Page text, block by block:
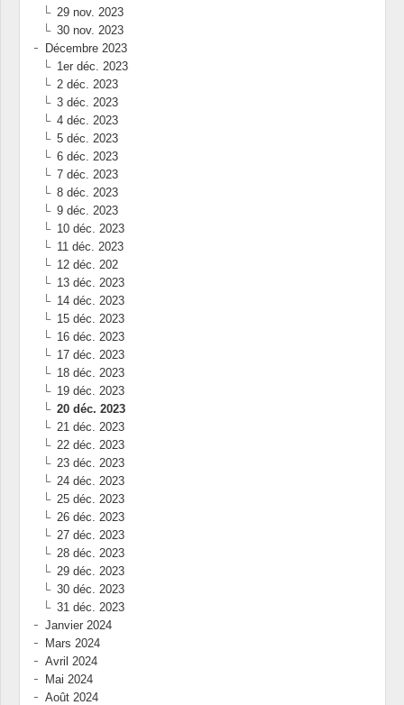
29 nov. 2023
30 nov. 2023
Décembre 2023
1er déc. 2023
2 déc. 2023
3 déc. 2023
4 déc. 2023
5 déc. 2023
6 déc. 2023
7 déc. 2023
8 déc. 2023
9 déc. 2023
10 déc. 2023
11 déc. 2023
12 déc. 202
13 déc. 2023
14 déc. 2023
15 déc. 2023
16 déc. 2023
17 déc. 2023
18 déc. 2023
19 déc. 2023
20 déc. 2023
21 déc. 2023
22 déc. 2023
23 déc. 2023
24 déc. 2023
25 déc. 2023
26 déc. 2023
27 déc. 2023
28 déc. 2023
29 déc. 2023
30 déc. 2023
31 déc. 2023
Janvier 2024
Mars 2024
Avril 2024
Mai 2024
Août 2024